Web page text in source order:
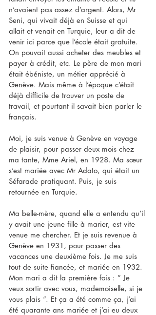
n’avaient pas assez d’argent. Alors, Mr
Seni, qui vivait déjà en Suisse et qui
allait et venait en Turquie, leur a dit de
venir ici parce que l’école était gratuite.
On pouvait aussi acheter des meubles et
payer à crédit, etc. Le père de mon mari
était ébéniste, un métier apprécié à
Genève. Mais même à l’époque c’était
déjà difficile de trouver un poste de
travail, et pourtant il savait bien parler le
français.
Moi, je suis venue à Genève en voyage
de plaisir, pour passer deux mois chez
ma tante, Mme Ariel, en 1928. Ma sœur
s’est mariée avec Mr Adato, qui était un
Séfarade pratiquant. Puis, je suis
retournée en Turquie.
Ma belle-mère, quand elle a entendu qu’il
y avait une jeune fille à marier, est vite
venue me chercher. Et je suis revenue à
Genève en 1931, pour passer des
vacances une deuxième fois. Je me suis
tout de suite fiancée, et mariée en 1932.
Mon mari a dit la première fois : ” Je
veux sortir avec vous, mademoiselle, si je
vous plais “. Et ça a été comme ça, j’ai
été quarante ans mariée et j’ai eu deux